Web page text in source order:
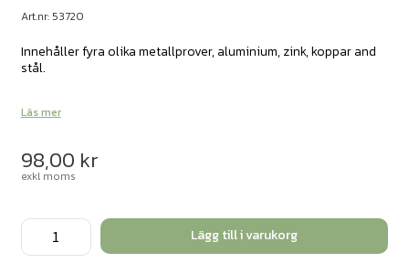
Art.nr: 53720
Innehåller fyra olika metallprover, aluminium, zink, koppar and
stål.
Läs mer
98,00 kr
exkl moms
Metallprover
mängd
Lägg till i varukorg